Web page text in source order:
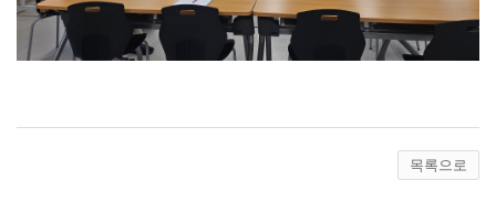
목록으로